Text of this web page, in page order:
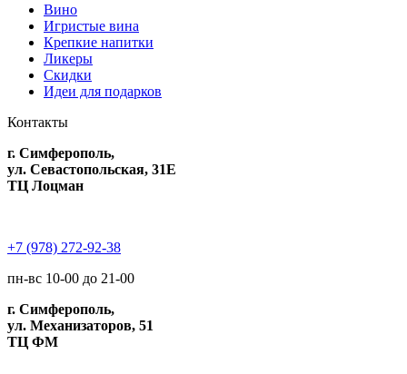
Вино
Игристые вина
Крепкие напитки
Ликеры
Скидки
Идеи для подарков
Контакты
г. Симферополь,
ул. Севастопольская, 31Е
ТЦ Лоцман
+7 (978) 272-92-38
пн-вс 10-00 до 21-00
г. Симферополь,
ул. Механизаторов, 51
ТЦ ФМ